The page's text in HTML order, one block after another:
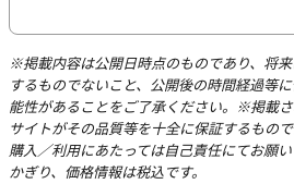
※掲載内容は公開日時点のものであり、将
するものでないこと、公開後の時間経過等
能性があることをご了承ください。※掲載
サイトがその品質等を十全に保証するもの
購入／利用にあたっては自己責任にてお願
かぎり、価格情報は税込です。